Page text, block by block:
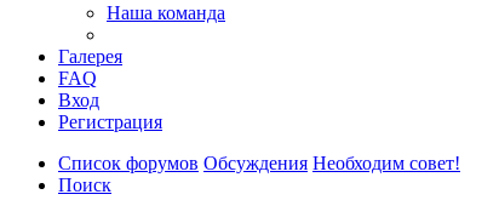
Наша команда
Галерея
FAQ
Вход
Регистрация
Список форумов Обсуждения Необходим совет!
Поиск